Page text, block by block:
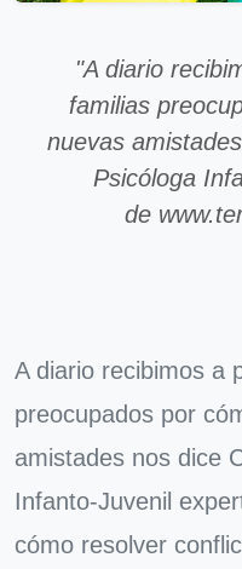
"A diario
familias
nuevas
Psicóloga
de
A diario recibimos a
preocupados por
amistades nos dice
Infanto-Juvenil
cómo resolver